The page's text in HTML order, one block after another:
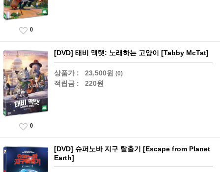
0
[DVD] 태비 맥탯: 노래하는 고양이 [Tabby McTat]
상품가 : 23,500원 (0)
적립금 : 220원
0
[DVD] 슈퍼노바 지구 탈출기 [Escape from Planet
Earth]